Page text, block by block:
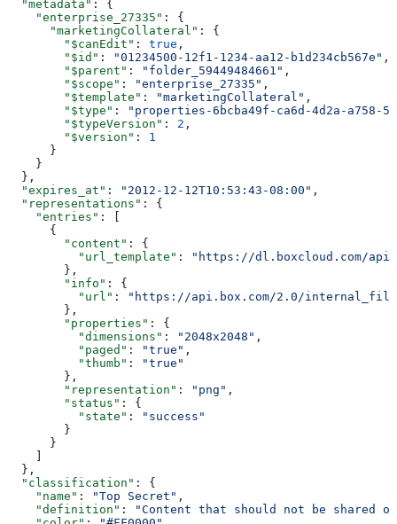
  "metadata"
: {
    "enterprise_27335"
: {
      "marketingCollateral"
: {
        "$canEdit"
: true ,
        "$id"
: "01234500-12f1-1234-aa12-b1d234cb567e" ,
        "$parent"
: "folder_59449484661" ,
        "$scope"
: "enterprise_27335" ,
        "$template"
: "marketingCollateral" ,
        "$type"
:
"properties-6bcba49f-ca6d-4d2a-a758-
        "$typeVersion"
: 2 ,
        "$version"
: 1
      }
    }
  },
  "expires_at"
: "2012-12-12T10:53:43-08:00" ,
  "representations"
: {
    "entries"
: [
      {
        "content"
: {
          "url_template"
:
"https://dl.boxcloud.com/api/
        },
        "info"
: {
          "url"
:
"https://api.box.com/2.0/internal_files/
        },
        "properties"
: {
          "dimensions"
: "2048x2048" ,
          "paged"
: "true" ,
          "thumb"
:
"true"
        },
        "representation"
: "png" ,
        "status"
: {
          "state"
:
"success"
        }
      }
    ]
  },
  "classification"
: {
    "name"
: "Top Secret" ,
    "definition"
:
"Content that should not be shared